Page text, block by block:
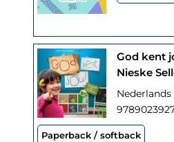
God kent
Nieske
Nederlands
Paperback / softback